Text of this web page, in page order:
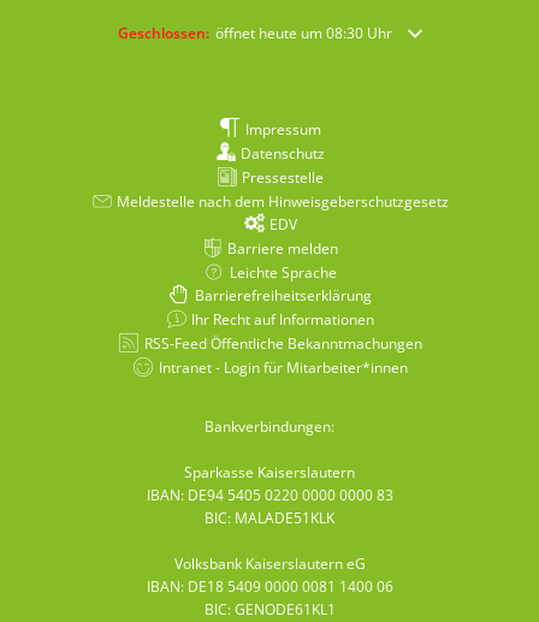
Klicken, um weitere Öffnungs- oder Schließzeiten
Geschlossen: öffnet heute um 08:30 Uhr
Impressum
Datenschutz
Pressestelle
Meldestelle nach dem Hinweisgeberschutzgesetz
EDV
Barriere melden
Leichte Sprache
Barrierefreiheitserklärung
Ihr Recht auf Informationen
RSS-Feed Öffentliche Bekanntmachungen
Intranet - Login für Mitarbeiter*innen
Bankverbindungen:
Sparkasse Kaiserslautern
IBAN: DE94 5405 0220 0000 0000 83
BIC: MALADE51KLK
Volksbank Kaiserslautern eG
IBAN: DE18 5409 0000 0081 1400 06
BIC: GENODE61KL1